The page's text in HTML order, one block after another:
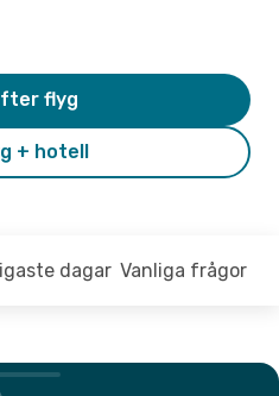
+ hotell
flyg
dagar Vanliga frågor